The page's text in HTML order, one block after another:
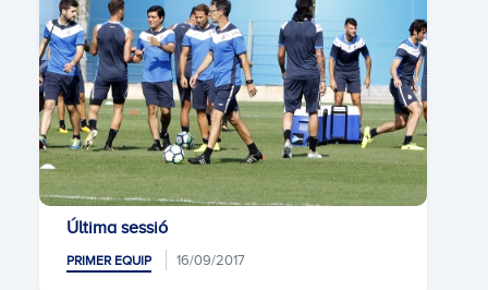
Última sessió
PRIMER EQUIP 16/09/2017